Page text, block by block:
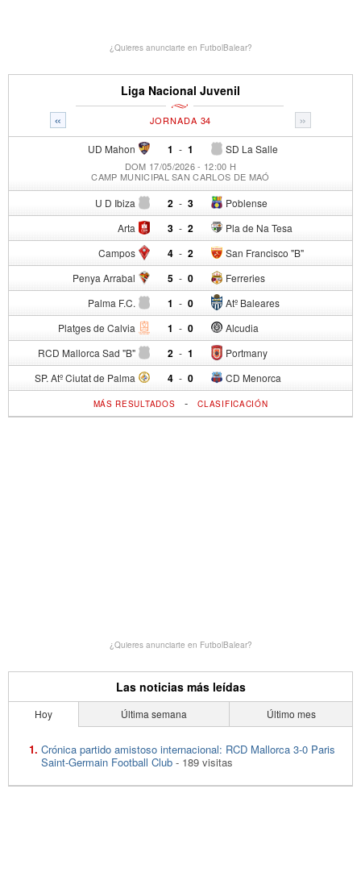
¿Quieres anunciarte en FutbolBalear?
Liga Nacional Juvenil
« »
JORNADA 34
UD Mahon 1 - SD La Salle
1
DOM 17/05/2026 - 12:00 H
CAMP MUNICIPAL SAN CARLOS DE MAÓ
U D Ibiza 2 - Poblense
3
Arta 3 - Pla de Na Tesa
2
Campos 4 - San Francisco "B"
2
Penya Arrabal 5 - Ferreries
0
Palma F.C. 1 - Atº Baleares
0
Platges de Calvia 1 - Alcudia
0
RCD Mallorca Sad "B" 2 - Portmany
1
SP. Atº Ciutat de Palma 4 - CD Menorca
0
MÁS RESULTADOS -CLASIFICACIÓN
¿Quieres anunciarte en FutbolBalear?
Las noticias más leídas
Hoy Última semana Último mes
Crónica partido amistoso internacional: RCD Mallorca 3-0 Paris
Saint-Germain Football Club - 189 visitas